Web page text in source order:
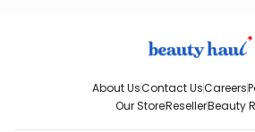
About UsContact UsCareers
Our StoreResellerBeauty